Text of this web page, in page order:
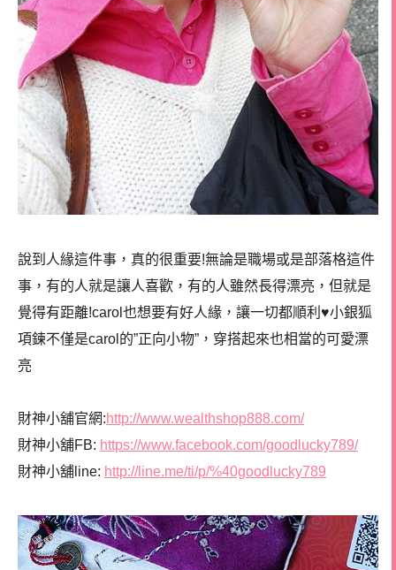
說到人緣這件事，真的很重要!無論是職場或是部落格這件
事，有的人就是讓人喜歡，有的人雖然長得漂亮，但就是
覺得有距離!carol也想要有好人緣，讓一切都順利♥小銀狐
項鍊不僅是carol的”正向小物”，穿搭起來也相當的可愛漂
亮
財神小舖官網:http://www.wealthshop888.com/
財神小舖FB: https://www.facebook.com/goodlucky789/
財神小舖line: http://line.me/ti/p/%40goodlucky789